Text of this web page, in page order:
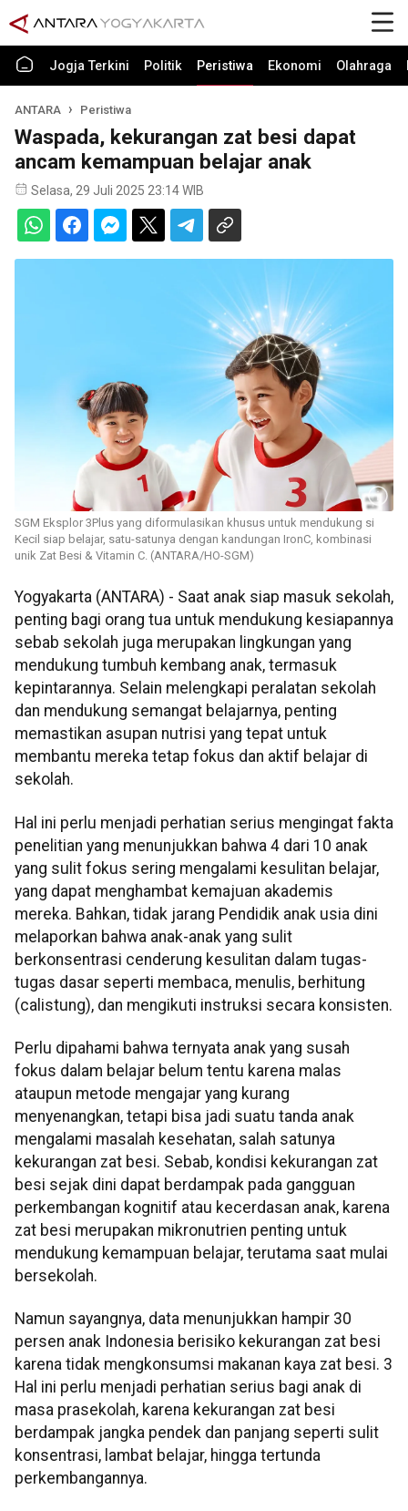
Jogja Terkini Politik Peristiwa Ekonomi Olahraga
ANTARA Peristiwa
Waspada, kekurangan zat besi dapat
ancam kemampuan belajar anak
Selasa, 29 Juli 2025 23:14 WIB
SGM Eksplor 3Plus yang diformulasikan khusus untuk mendukung si
Kecil siap belajar, satu-satunya dengan kandungan IronC, kombinasi
unik Zat Besi & Vitamin C. (ANTARA/HO-SGM)
Yogyakarta (ANTARA) - Saat anak siap masuk sekolah,
penting bagi orang tua untuk mendukung kesiapannya
sebab sekolah juga merupakan lingkungan yang
mendukung tumbuh kembang anak, termasuk
kepintarannya. Selain melengkapi peralatan sekolah
dan mendukung semangat belajarnya, penting
memastikan asupan nutrisi yang tepat untuk
membantu mereka tetap fokus dan aktif belajar di
sekolah.
Hal ini perlu menjadi perhatian serius mengingat fakta
penelitian yang menunjukkan bahwa 4 dari 10 anak
yang sulit fokus sering mengalami kesulitan belajar,
yang dapat menghambat kemajuan akademis
mereka. Bahkan, tidak jarang Pendidik anak usia dini
melaporkan bahwa anak-anak yang sulit
berkonsentrasi cenderung kesulitan dalam tugas-
tugas dasar seperti membaca, menulis, berhitung
(calistung), dan mengikuti instruksi secara konsisten.
Perlu dipahami bahwa ternyata anak yang susah
fokus dalam belajar belum tentu karena malas
ataupun metode mengajar yang kurang
menyenangkan, tetapi bisa jadi suatu tanda anak
mengalami masalah kesehatan, salah satunya
kekurangan zat besi. Sebab, kondisi kekurangan zat
besi sejak dini dapat berdampak pada gangguan
perkembangan kognitif atau kecerdasan anak, karena
zat besi merupakan mikronutrien penting untuk
mendukung kemampuan belajar, terutama saat mulai
bersekolah.
Namun sayangnya, data menunjukkan hampir 30
persen anak Indonesia berisiko kekurangan zat besi
karena tidak mengkonsumsi makanan kaya zat besi. 3
Hal ini perlu menjadi perhatian serius bagi anak di
masa prasekolah, karena kekurangan zat besi
berdampak jangka pendek dan panjang seperti sulit
konsentrasi, lambat belajar, hingga tertunda
perkembangannya.